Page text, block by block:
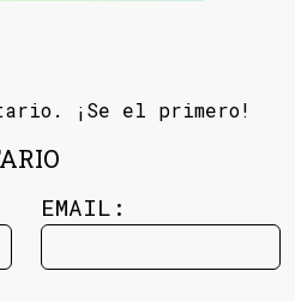
¡Se el primero!
EMAIL: